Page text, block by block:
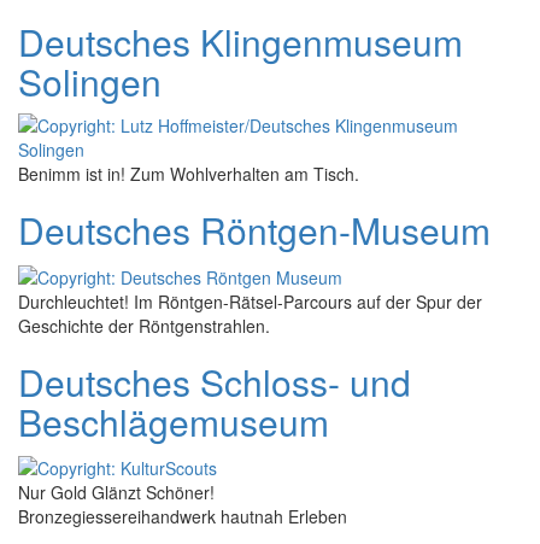
Deutsches Klingenmuseum
Solingen
Benimm ist in! Zum Wohlverhalten am Tisch.
Deutsches Röntgen-Museum
Durchleuchtet! Im Röntgen-Rätsel-Parcours auf der Spur der
Geschichte der Röntgenstrahlen.
Deutsches Schloss- und
Beschlägemuseum
Nur Gold Glänzt Schöner!
Bronzegiessereihandwerk hautnah Erleben